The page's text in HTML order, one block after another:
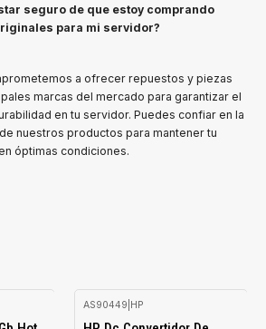
seguro de que estoy comprando
para mi servidor?
a ofrecer repuestos y piezas
marcas del mercado para garantizar el
en tu servidor. Puedes confiar en la
nuestros productos para mantener tu
óptimas condiciones.
AS90449 HP